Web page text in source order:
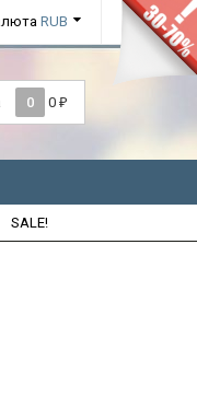
RUB
0 0 ₽
SALE!